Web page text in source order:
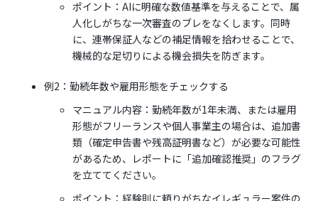
ポイント：AIに明確な数値基準を与えることで、属
人化しがちな一次審査のブレをなくします。同時
に、連帯保証人などの補足情報を拾わせることで、
機械的な足切りによる機会損失を防ぎます。
例2：勤続年数や雇用形態をチェックする
マニュアル内容：勤続年数が1年未満、または雇用
形態がフリーランスや個人事業主の場合は、追加書
類（確定申告書や残高証明書など）が必要な可能性
があるため、レポートに「追加確認推奨」のフラグ
を立ててください。
ポイント：経験則に頼りがちなイレギュラー案件の